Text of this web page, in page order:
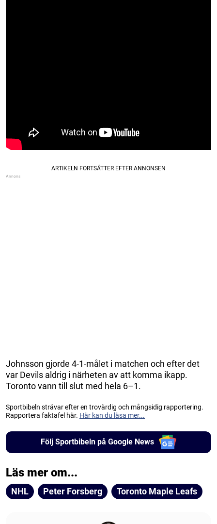
Johnsson gjorde 4-1-målet i matchen och efter det
var Devils aldrig i närheten av att komma ikapp.
Toronto vann till slut med hela 6–1.
Sportbibeln strävar efter en trovärdig och mångsidig rapportering.
Rapportera faktafel här. Här kan du läsa mer...
Följ Sportbibeln på Google News
Läs mer om...
NHL Peter Forsberg Toronto Maple Leafs